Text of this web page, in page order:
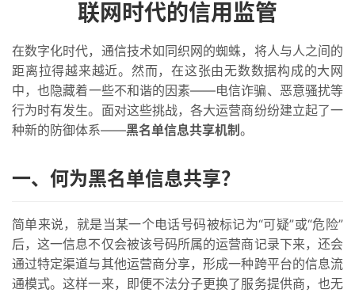
联网时代的信用监管
在数字化时代，通信技术如同织网的蜘蛛，将人与人之间的
距离拉得越来越近。然而，在这张由无数数据构成的大网
中，也隐藏着一些不和谐的因素——电信诈骗、恶意骚扰等
行为时有发生。面对这些挑战，各大运营商纷纷建立起了一
种新的防御体系——黑名单信息共享机制 。
一、何为黑名单信息共享？
简单来说，就是当某一个电话号码被标记为“可疑”或“危险”
后，这一信息不仅会被该号码所属的运营商记录下来，还会
通过特定渠道与其他运营商分享，形成一种跨平台的信息流
通模式。这样一来，即便不法分子更换了服务提供商，也无